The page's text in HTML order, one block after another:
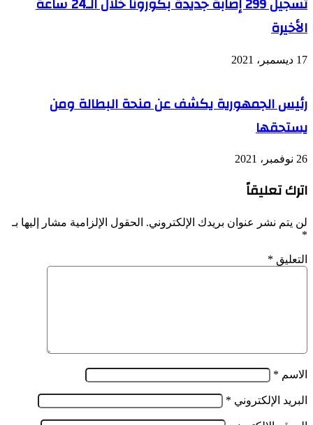
الأخيرة
17 ديسمبر، 2021
رئيس الجمهورية يكشف عن منحة البطالة ومن
يستحقها
26 نوفمبر، 2021
اترك تعليقاً
لن يتم نشر عنوان بريدك الإلكتروني. الحقول الإلزامية مشار إليها بـ
*
التعليق *
الاسم *
البريد الإلكتروني *